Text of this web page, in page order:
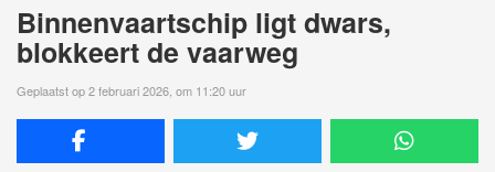
Binnenvaartschip ligt dwars,
blokkeert de vaarweg
Geplaatst op 2 februari 2026, om 11:20 uur